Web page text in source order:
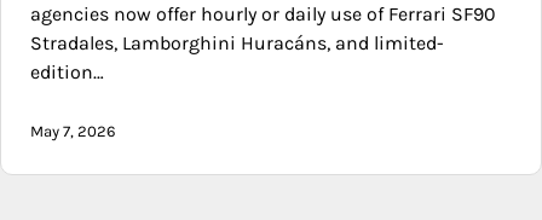
agencies now offer hourly or daily use of Ferrari SF90
Stradales, Lamborghini Huracáns, and limited-
edition…
May 7, 2026